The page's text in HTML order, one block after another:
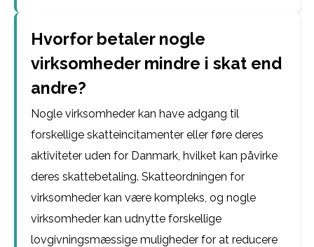
Hvorfor betaler nogle
virksomheder mindre i skat end
andre?
Nogle virksomheder kan have adgang til
forskellige skatteincitamenter eller føre deres
aktiviteter uden for Danmark, hvilket kan påvirke
deres skattebetaling. Skatteordningen for
virksomheder kan være kompleks, og nogle
virksomheder kan udnytte forskellige
lovgivningsmæssige muligheder for at reducere